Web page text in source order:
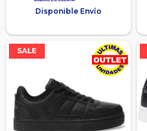
Disponible Envío